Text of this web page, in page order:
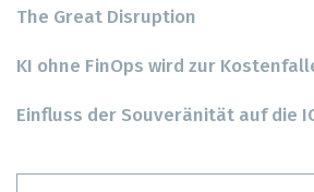
The Great Disruption
KI ohne FinOps wird zur
Einfluss der Souveränität auf die